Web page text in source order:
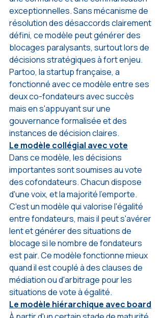
exceptionnelles. Sans mécanisme de
résolution des désaccords clairement
défini, ce modèle peut générer des
blocages paralysants, surtout lors de
décisions stratégiques à fort enjeu.
Partoo, la startup française, a
fonctionné avec ce modèle entre ses
deux co-fondateurs avec succès
mais en s'appuyant sur une
gouvernance formalisée et des
instances de décision claires.
Le modèle collégial avec vote
Dans ce modèle, les décisions
importantes sont soumises au vote
des cofondateurs. Chacun dispose
d'une voix, et la majorité l'emporte.
C'est un modèle qui valorise l'égalité
entre fondateurs, mais il peut s'avérer
lent et générer des situations de
blocage si le nombre de fondateurs
est pair. Ce modèle fonctionne mieux
quand il est couplé à des clauses de
médiation ou d'arbitrage pour les
situations de vote à égalité.
Le modèle hiérarchique avec board